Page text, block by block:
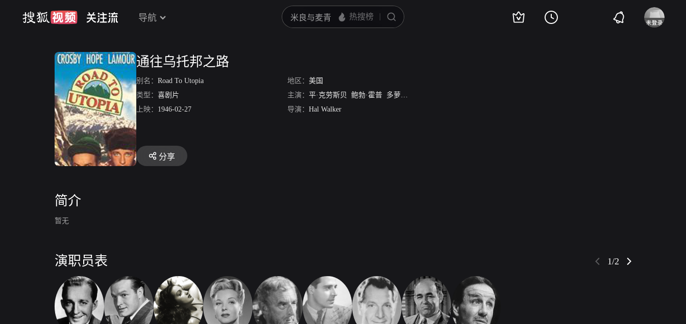
导航
通往乌托邦之路
别名： Road To Utopia 地区： 美国
类型： 喜剧片 主演： 平·克劳斯贝 鲍勃·霍普 多萝西·拉莫尔
上映： 1946-02-27 导演： Hal Walker
分享
简介
暂无
演职员表 1/2